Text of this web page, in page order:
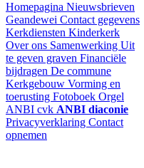
Homepagina Nieuwsbrieven
Geandewei Contact gegevens
Kerkdiensten Kinderkerk
Over ons Samenwerking Uit
te geven graven Financiële
bijdragen De commune
Kerkgebouw Vorming en
toerusting Fotoboek Orgel
ANBI cvk ANBI diaconie
Privacyverklaring Contact
opnemen